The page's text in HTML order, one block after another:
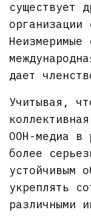
существует
Неизмеримые
дает
Учитывая,
OOH-медиа
более
устойчивым
укреплять
различными